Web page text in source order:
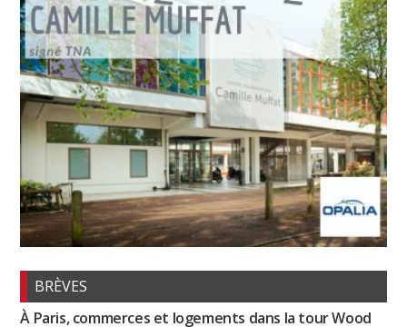
BRÈVES
À Paris, commerces et logements dans la tour Wood